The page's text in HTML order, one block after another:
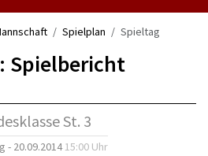
Spielplan Spieltag
Spielbericht
St. 3
- 20.09.201415:00 Uhr